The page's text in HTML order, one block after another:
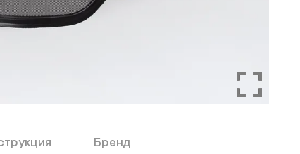
Бренд